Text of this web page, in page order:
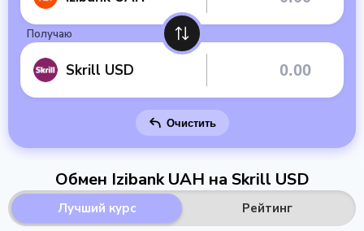
Получаю
Skrill USD
Очистить
Обмен Izibank UAH на Skrill USD
Лучший курс Рейтинг